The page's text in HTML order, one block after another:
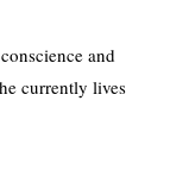
and
currently lives